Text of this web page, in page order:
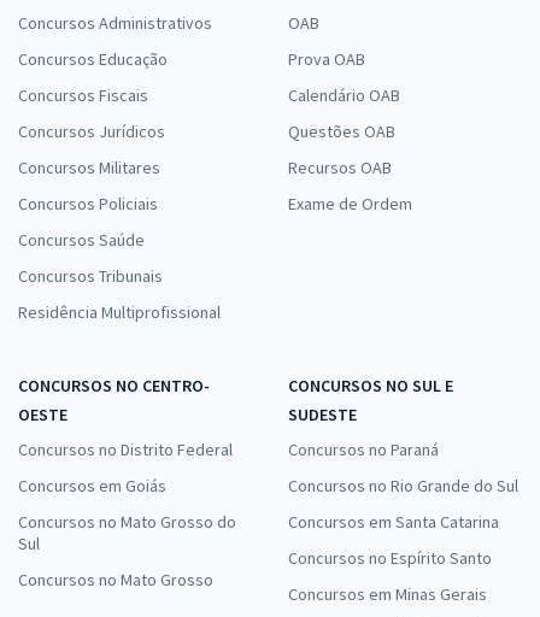
Concursos Administrativos
Concursos Educação
Concursos Fiscais
Concursos Jurídicos
Concursos Militares
Concursos Policiais
Concursos Saúde
Concursos Tribunais
Residência Multiprofissional
OAB
Prova OAB
Calendário OAB
Questões OAB
Recursos OAB
Exame de Ordem
CONCURSOS NO CENTRO-
OESTE
Concursos no Distrito Federal
Concursos em Goiás
Concursos no Mato Grosso do
Sul
Concursos no Mato Grosso
CONCURSOS NO SUL E
SUDESTE
Concursos no Paraná
Concursos no Rio Grande do Sul
Concursos em Santa Catarina
Concursos no Espírito Santo
Concursos em Minas Gerais